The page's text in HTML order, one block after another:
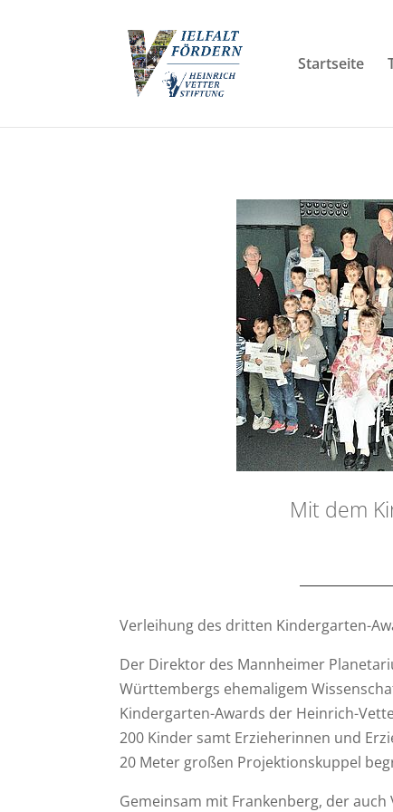
Startseite
Mit dem
Verleihung des dritten Kindergarten-
Der Direktor des Mannheimer
Württembergs ehemaligem
Kindergarten-Awards der Heinrich-
200 Kinder samt Erzieherinnen und
20 Meter großen Projektionskuppel
Gemeinsam mit Frankenberg, der